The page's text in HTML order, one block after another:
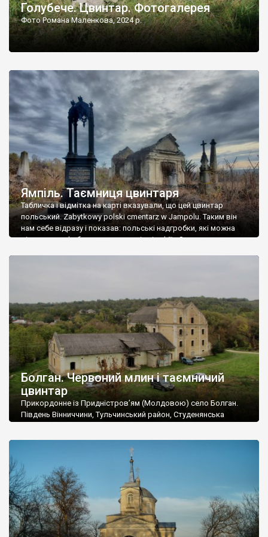
Голубече. Цвинтар. Фотогалерея
Фото Романа Маленкова, 2024 р.
Ямпіль. Таємниця цвинтаря
Табличка і відмітка на карті вказували, що цей цвинтар
польський. Zabytkowy polski cmentarz w Jampolu. Таким він
нам себе відразу і показав: польські надгробки, які можна
віднести до фабричних, польські епітафії… Загалом цвинтар
Болган. Червоний млин і таємничий
цвинтар
Прикордонне із Придністров’ям (Молдовою) село Болган.
Південь Вінниччини, Тульчинський район, Студенянська
старовинний цвинтар із кам’яними хрестами. Всі епітафії, які
збереглися, написані кирилицею, церковнослов’янською
мовою. За всіма традиційними ознаками – цвинтар
український. Хрести датуються 19 століттям. У 1924-1940
роках Болган […]